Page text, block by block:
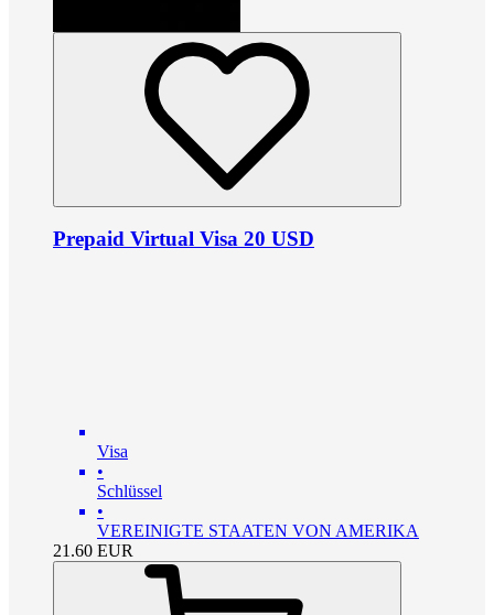
Prepaid Virtual Visa 20 USD
Visa
•
Schlüssel
•
VEREINIGTE STAATEN VON AMERIKA
21.60 EUR